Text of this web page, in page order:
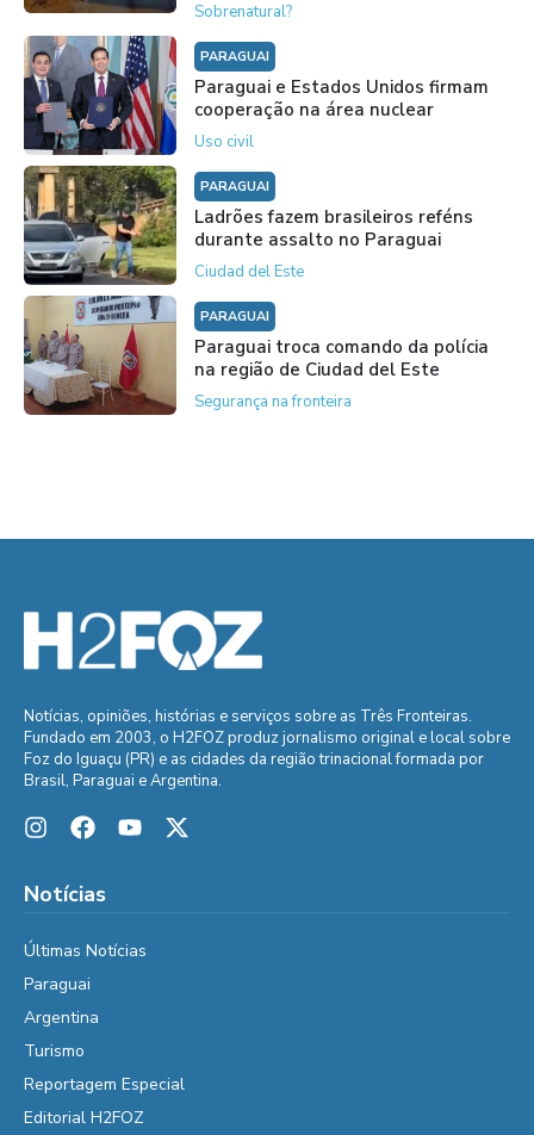
Sobrenatural?
PARAGUAI
Paraguai e Estados Unidos firmam
cooperação na área nuclear
Uso civil
PARAGUAI
Ladrões fazem brasileiros reféns
durante assalto no Paraguai
Ciudad del Este
PARAGUAI
Paraguai troca comando da polícia
na região de Ciudad del Este
Segurança na fronteira
Notícias, opiniões, histórias e serviços sobre as Três Fronteiras.
Fundado em 2003, o H2FOZ produz jornalismo original e local sobre
Foz do Iguaçu (PR) e as cidades da região trinacional formada por
Brasil, Paraguai e Argentina.
Notícias
Últimas Notícias
Paraguai
Argentina
Turismo
Reportagem Especial
Editorial H2FOZ